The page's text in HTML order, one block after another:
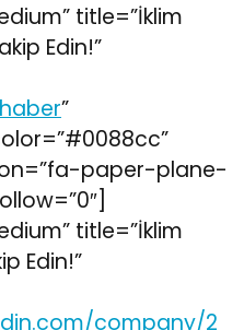
title=”İklim
Edin!”
”
paper-plane-
title=”İklim
Edin!”
company/2